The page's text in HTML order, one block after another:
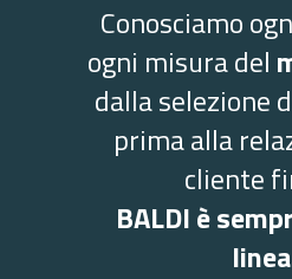
Conosciamo
ogni misura del
dalla selezione
prima alla
cliente
BALDI è